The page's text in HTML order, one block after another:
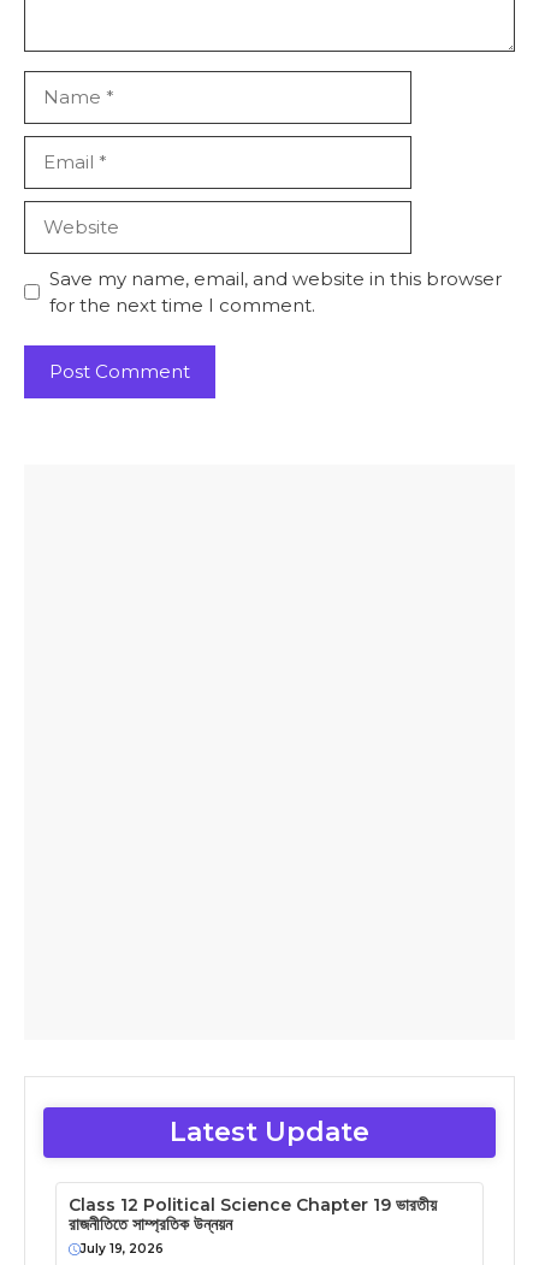
Save my name, email, and website in this browser
for the next time I comment.
Latest Update
Class 12 Political Science Chapter 19 ভারতীয়
রাজনীতিতে সাম্প্রতিক উন্নয়ন
July 19, 2026